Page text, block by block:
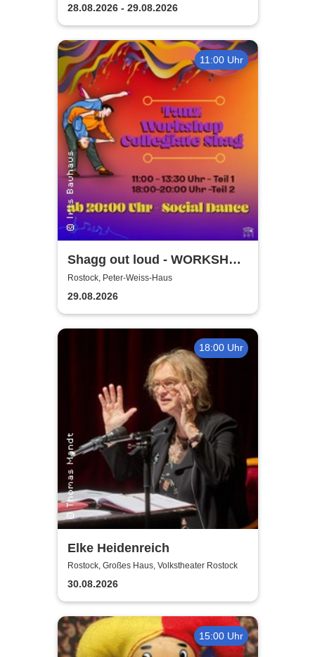
28.08.2026 - 29.08.2026
11:00 Uhr
Shagg out loud - WORKSHOP
+ Social Dance | Peter Weiss
Haus Rostock
Rostock, Peter-Weiss-Haus
29.08.2026
18:00 Uhr
Elke Heidenreich
Rostock, Großes Haus, Volkstheater Rostock
30.08.2026
15:00 Uhr